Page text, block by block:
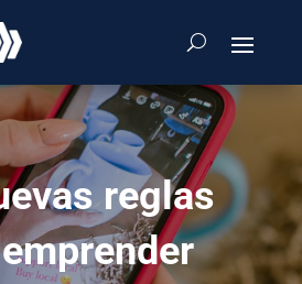
reglas